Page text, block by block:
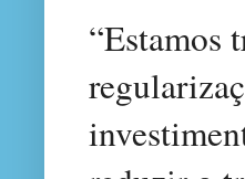
“Estamos